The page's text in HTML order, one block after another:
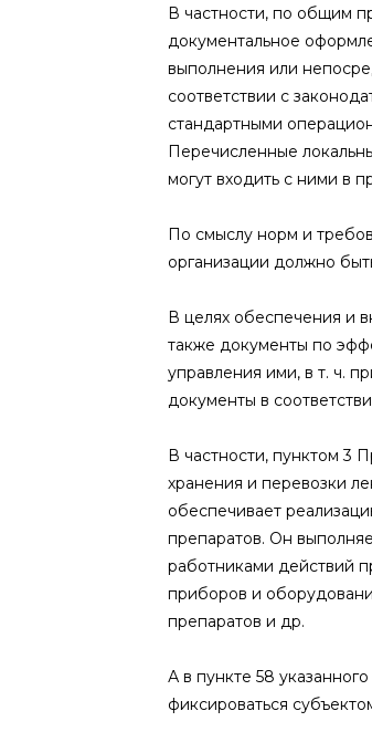
В частности, по общим
документальное
выполнения или
соответствии с
стандартными
Перечисленные
могут входить с ними в
По смыслу норм и
организации должно
В целях обеспечения и
также документы по
управления ими, в т. ч.
документы в
В частности, пунктом 3
хранения и перевозки
обеспечивает
препаратов. Он
работниками действий
приборов и
препаратов и др.
А в пункте 58
фиксироваться